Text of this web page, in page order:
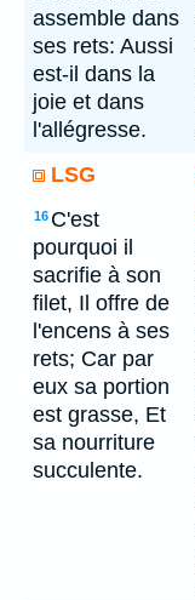
assemble dans
ses rets: Aussi
est-il dans la
joie et dans
l'allégresse.
LSG
16 C'est
pourquoi il
sacrifie à son
filet, Il offre de
l'encens à ses
rets; Car par
eux sa portion
est grasse, Et
sa nourriture
succulente.